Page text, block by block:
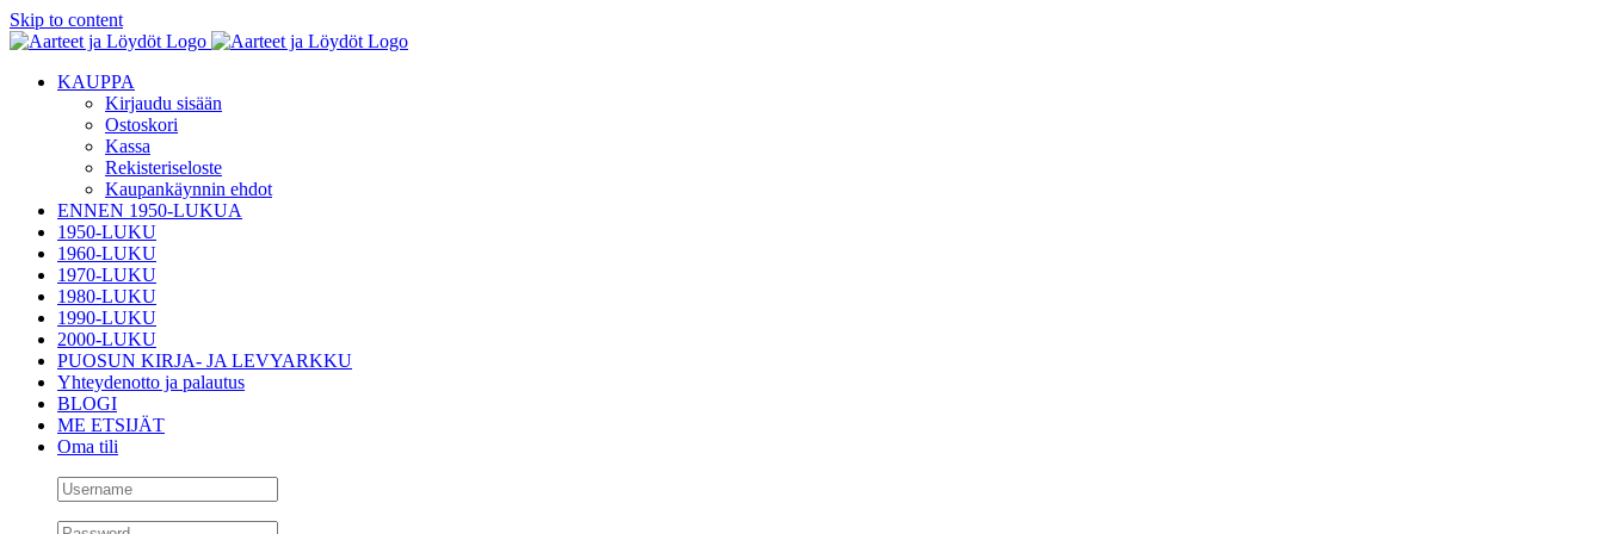
Skip to content
KAUPPA
Kirjaudu sisään
Ostoskori
Kassa
Rekisteriseloste
Kaupankäynnin ehdot
ENNEN 1950-LUKUA
1950-LUKU
1960-LUKU
1970-LUKU
1980-LUKU
1990-LUKU
2000-LUKU
PUOSUN KIRJA- JA LEVYARKKU
Yhteydenotto ja palautus
BLOGI
ME ETSIJÄT
Oma tili